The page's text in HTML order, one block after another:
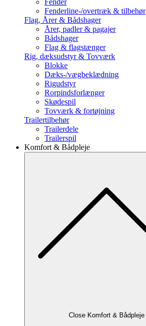
Fender
Fenderline-/overtræk & tilbehør
Flag, Årer & Bådshager
Årer, padler & pagajer
Bådshager
Flag & flagstænger
Rig, dæksudstyr & Tovværk
Blokke
Dæks-/vægbeklædning
Rigudstyr
Rorpindsforlænger
Skødespil
Tovværk & fortøjning
Trailertilbehør
Trailerdele
Trailerspil
Komfort & Bådpleje
Close Komfort & Bådpleje